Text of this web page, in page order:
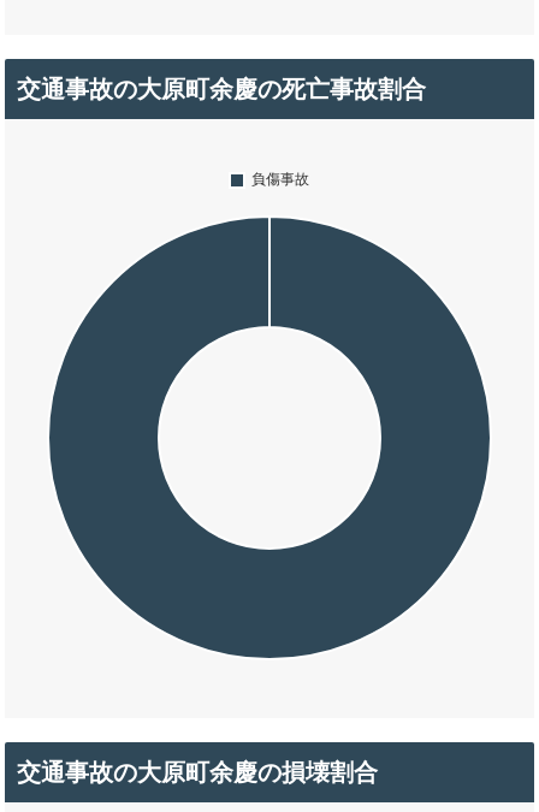
交通事故の大原町余慶の死亡事故割合
交通事故の大原町余慶の損壊割合